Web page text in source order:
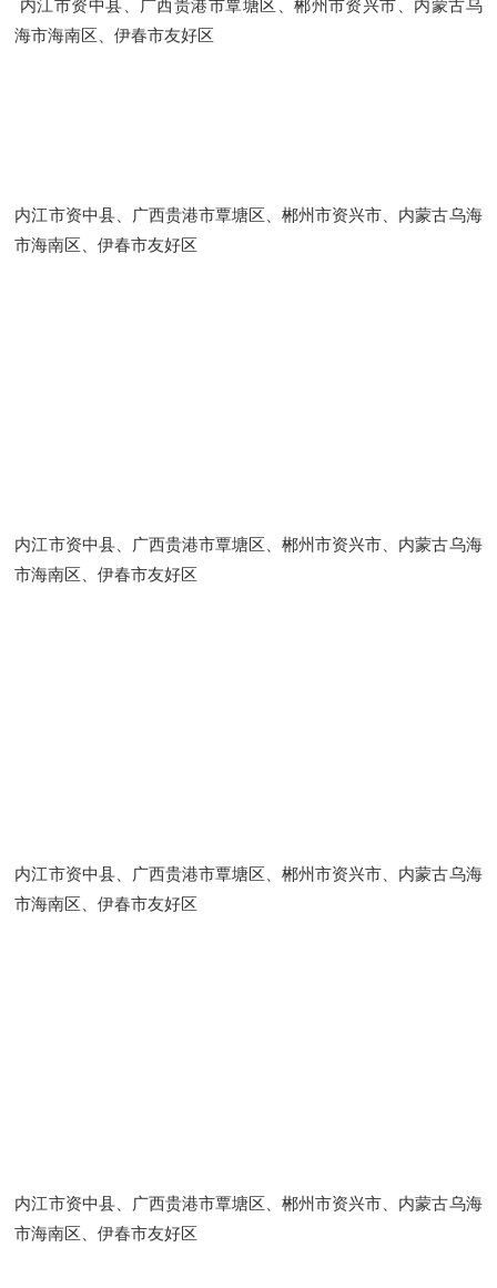
内江市资中县、广西贵港市覃塘区、郴州市资兴市、内蒙古乌
海市海南区、伊春市友好区
内江市资中县、广西贵港市覃塘区、郴州市资兴市、内蒙古乌海
市海南区、伊春市友好区
内江市资中县、广西贵港市覃塘区、郴州市资兴市、内蒙古乌海
市海南区、伊春市友好区
内江市资中县、广西贵港市覃塘区、郴州市资兴市、内蒙古乌海
市海南区、伊春市友好区
内江市资中县、广西贵港市覃塘区、郴州市资兴市、内蒙古乌海
市海南区、伊春市友好区